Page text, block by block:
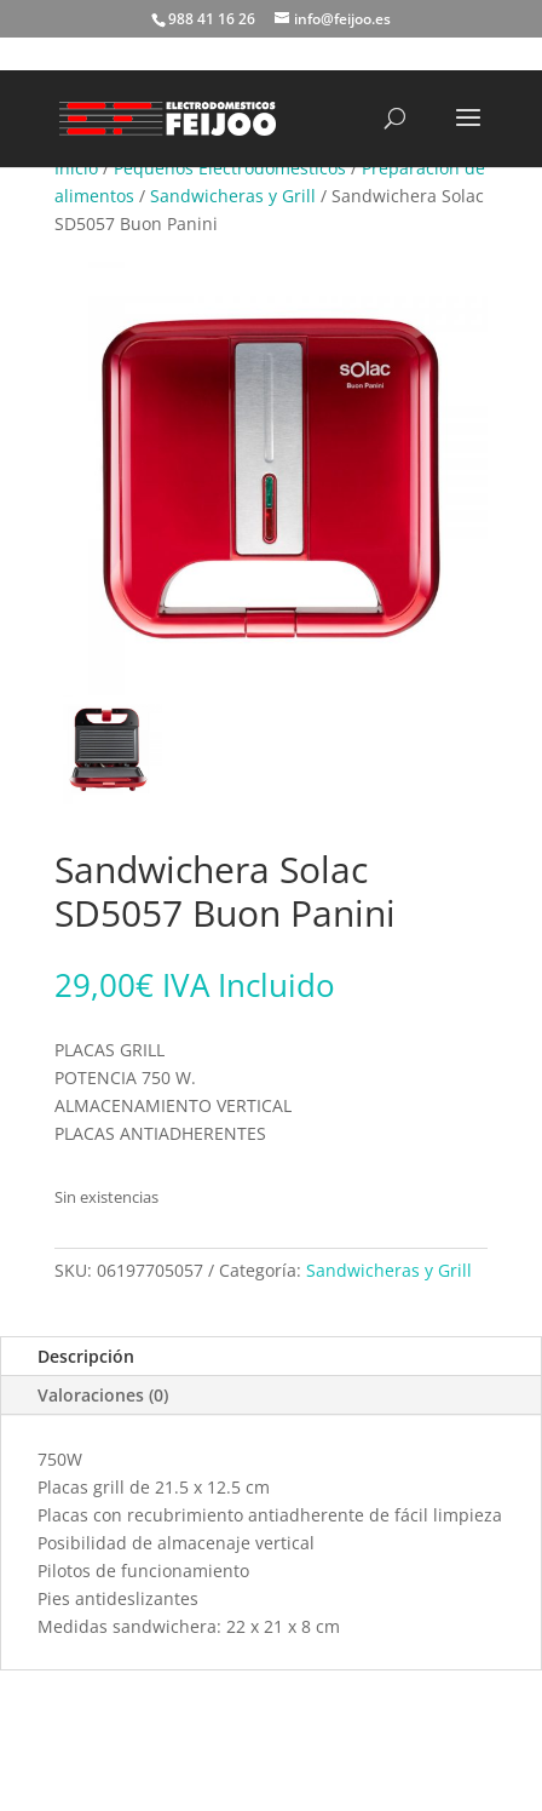
988 41 16 26 info@feijoo.es
Inicio/Pequeños Electrodomésticos/Preparación de
alimentos / Sandwicheras y Grill / Sandwichera Solac
SD5057 Buon Panini
Sandwichera Solac
SD5057 Buon Panini
29,00€ IVA Incluido
PLACAS GRILL
POTENCIA 750 W.
ALMACENAMIENTO VERTICAL
PLACAS ANTIADHERENTES
Sin existencias
SKU: 06197705057 Categoría: Sandwicheras y Grill
Descripción
Valoraciones (0)
750W
Placas grill de 21.5 x 12.5 cm
Placas con recubrimiento antiadherente de fácil limpieza
Posibilidad de almacenaje vertical
Pilotos de funcionamiento
Pies antideslizantes
Medidas sandwichera: 22 x 21 x 8 cm